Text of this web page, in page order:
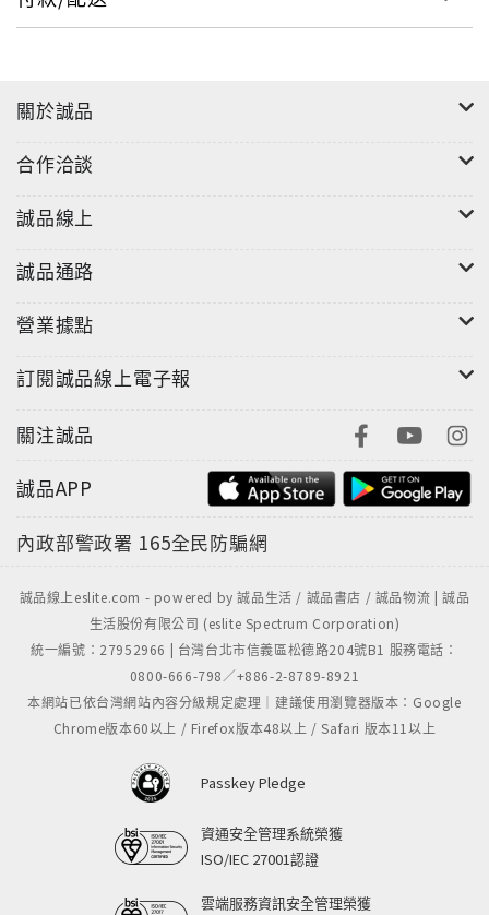
また、自宅でおいしいコーヒーを淹れるための「簡単
街でも自宅でも幸せな1杯を楽しめる、コーヒー好き必
見ガイド。
素敵なコーヒーライフを始めましょう!
關於誠品
合作洽談
誠品線上
誠品通路
營業據點
訂閱誠品線上電子報
關注誠品
誠品APP
內政部警政署 165全民防騙網
誠品線上eslite.com - powered by 誠品生活 / 誠品書店 / 誠品物流 | 誠品
生活股份有限公司 (eslite Spectrum Corporation)
統一編號：27952966 | 台灣台北市信義區松德路204號B1 服務電話：
0800-666-798／+886-2-8789-8921
本網站已依台灣網站內容分級規定處理｜建議使用瀏覽器版本：Google
Chrome版本60以上 / Firefox版本48以上 / Safari 版本11以上
Passkey Pledge
資通安全管理系統榮獲
ISO/IEC 27001認證
雲端服務資訊安全管理榮獲